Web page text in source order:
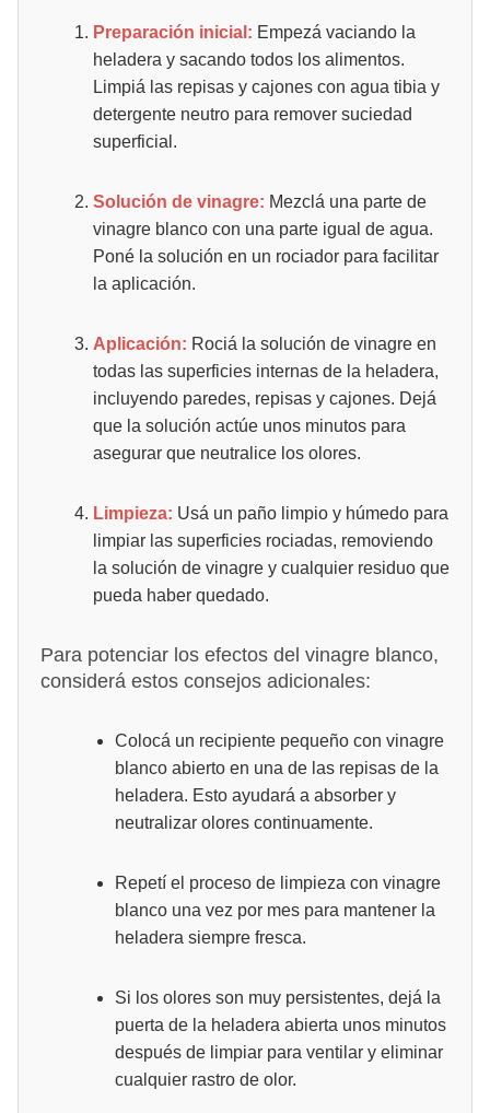
Preparación inicial: Empezá vaciando la
heladera y sacando todos los alimentos.
Limpiá las repisas y cajones con agua tibia y
detergente neutro para remover suciedad
superficial.
Solución de vinagre: Mezclá una parte de
vinagre blanco con una parte igual de agua.
Poné la solución en un rociador para facilitar
la aplicación.
Aplicación: Rociá la solución de vinagre en
todas las superficies internas de la heladera,
incluyendo paredes, repisas y cajones. Dejá
que la solución actúe unos minutos para
asegurar que neutralice los olores.
Limpieza: Usá un paño limpio y húmedo para
limpiar las superficies rociadas, removiendo
la solución de vinagre y cualquier residuo que
pueda haber quedado.
Para potenciar los efectos del vinagre blanco,
considerá estos consejos adicionales:
Colocá un recipiente pequeño con vinagre
blanco abierto en una de las repisas de la
heladera. Esto ayudará a absorber y
neutralizar olores continuamente.
Repetí el proceso de limpieza con vinagre
blanco una vez por mes para mantener la
heladera siempre fresca.
Si los olores son muy persistentes, dejá la
puerta de la heladera abierta unos minutos
después de limpiar para ventilar y eliminar
cualquier rastro de olor.